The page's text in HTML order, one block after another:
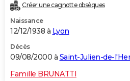
Créer une cagnotte obsèques
Naissance
12/12/1938 à Lyon
Décès
09/08/2000 à Saint-Julien-de-
Famille BRUNATTI